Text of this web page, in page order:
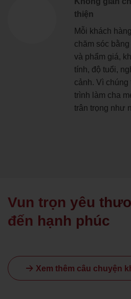
thiện
Mỗi khách
chăm sóc
và phẩm giá,
tính, độ tuổi,
cảnh. Vì chúng
trình làm cha
trân trọng như
Vun trọn yêu
đến hạnh phúc
Xem thêm câu chuyện